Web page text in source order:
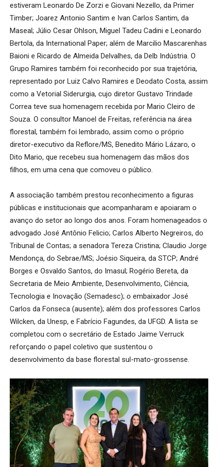
estiveram Leonardo De Zorzi e Giovani Nezello, da Primer
Timber; Joarez Antonio Santim e Ivan Carlos Santim, da
Maseal; Júlio Cesar Ohlson, Miguel Tadeu Cadini e Leonardo
Bertola, da International Paper; além de Marcilio Mascarenhas
Baioni e Ricardo de Almeida Delvalhes, da Delb Indústria. O
Grupo Ramires também foi reconhecido por sua trajetória,
representado por Luiz Calvo Ramires e Deodato Costa, assim
como a Vetorial Siderurgia, cujo diretor Gustavo Trindade
Correa teve sua homenagem recebida por Mario Cleiro de
Souza. O consultor Manoel de Freitas, referência na área
florestal, também foi lembrado, assim como o próprio
diretor-executivo da Reflore/MS, Benedito Mário Lázaro, o
Dito Mario, que recebeu sua homenagem das mãos dos
filhos, em uma cena que comoveu o público.
A associação também prestou reconhecimento a figuras
públicas e institucionais que acompanharam e apoiaram o
avanço do setor ao longo dos anos. Foram homenageados o
advogado José Antônio Felicio; Carlos Alberto Negreiros, do
Tribunal de Contas; a senadora Tereza Cristina; Claudio Jorge
Mendonça, do Sebrae/MS; Joésio Siqueira, da STCP; André
Borges e Osvaldo Santos, do Imasul; Rogério Bereta, da
Secretaria de Meio Ambiente, Desenvolvimento, Ciência,
Tecnologia e Inovação (Semadesc); o embaixador José
Carlos da Fonseca (ausente); além dos professores Carlos
Wilcken, da Unesp, e Fabrício Fagundes, da UFGD. A lista se
completou com o secretário de Estado Jaime Verruck
reforçando o papel coletivo que sustentou o
desenvolvimento da base florestal sul-mato-grossense.